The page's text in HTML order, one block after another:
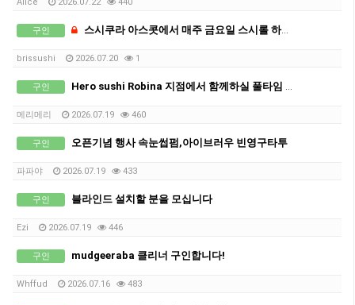
Alice 2026.07.22 440
구인 스시쿠라 아스콧에서 매주 금요일 스시롤 하실분 1명 구합니다. 36불
brissushi 2026.07.20 1
구인 Hero sushi Robina 지점에서 함께하실 풀타임 직원 구인합니다.
메리메리 2026.07.19 460
구인 오픈기념 행사 속눈썹펌,아이브러우 빈영구타투
파파야 2026.07.19 433
구인 블라인드 설치할 분을 모십니다
Ezi 2026.07.19 446
구인 mudgeeraba 클리너 구인합니다!
Whffud 2026.07.16 483